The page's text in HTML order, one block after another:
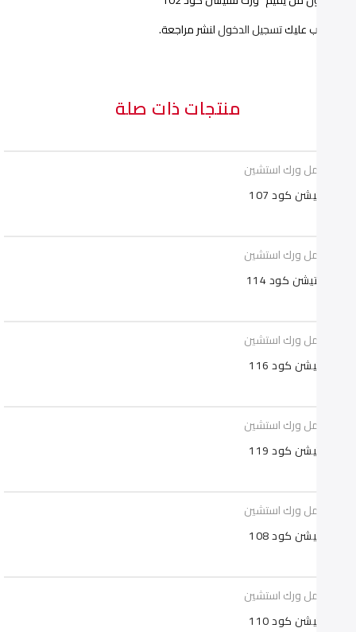
يجب عليكتسجيل الدخوللنشر مراجعة.
منتجات ذات صلة
عمل ورك استشين
كود 107
عمل ورك استشين
كود 114
عمل ورك استشين
كود 116
عمل ورك استشين
كود 119
عمل ورك استشين
كود 108
عمل ورك استشين
كود 110